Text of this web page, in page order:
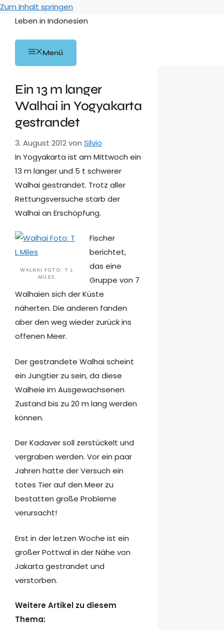
Zum Inhalt springen
Leben in Indonesien
Menü
Ein 13 m langer
Walhai in Yogyakarta
gestrandet
3. August 2012von Silvio
In Yogyakarta ist am Mittwoch ein
13 m langer und 5 t schwerer
Walhai gestrandet. Trotz aller
Rettungsversuche starb der
Walhai an Erschöpfung.
WALHAI FOTO: T L
MILES
Fischer
berichtet,
das eine
Gruppe von 7
Walhaien sich der Küste
näherten. Die anderen fanden
aber den weg wieder zurück ins
offenen Meer.
Der gestrandete Walhai scheint
ein Jungtier zu sein, da diese
Walheie im Ausgewachsenen
Zustand bis zu 20 m lang werden
können.
Der Kadaver soll zerstückelt und
vergraben werden. Vor ein paar
Jahren hatte der Versuch ein
totes Tier auf den Meer zu
bestatten große Probleme
verursacht!
Erst in der letzen Woche ist ein
großer Pottwal in der Nähe von
Jakarta gestrandet und
verstorben.
Weitere Artikel zu diesem
Thema: